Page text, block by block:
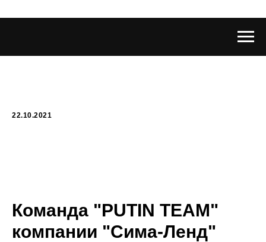
22.10.2021
Команда "PUTIN TEAM"
компании "Сима-Ленд"